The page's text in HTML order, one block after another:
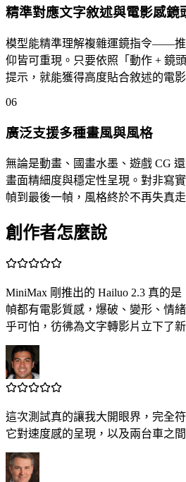
精準對應文字敘述與電影感鏡
模型能精準理解複雜運鏡指令——
仰皆可重現。只要依照「動作 + 鏡
提示，就能獲得高度貼合敘述的電影
06
廣泛支援多種畫風與風格
無論是動畫、國畫水墨、遊戲 CG
畫面精細度與穩定性呈現。對非寫
幀到最後一幀，風格終於不再失真走
創作者怎麼說
MiniMax 剛推出的 Hailuo 2.3 真的
幀都有電影質感，爆破、變形、情
乎可怕，彷彿為文字轉影片立下了
這次測試真的讓我大開眼界，完全
它對速度感的呈現，以及兩台車之